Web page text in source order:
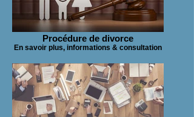
Procédure de divorce
En savoir plus, informations & consultation